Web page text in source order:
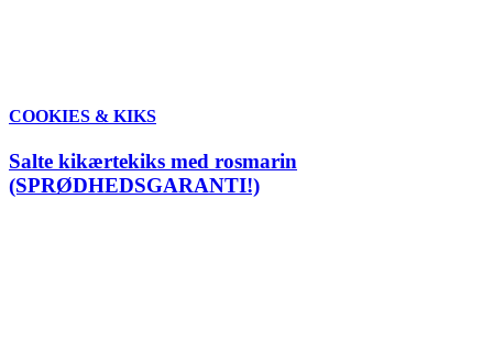
COOKIES & KIKS
Salte kikærtekiks med rosmarin
(SPRØDHEDSGARANTI!)